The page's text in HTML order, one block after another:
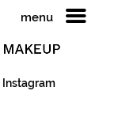
menu
Instagram